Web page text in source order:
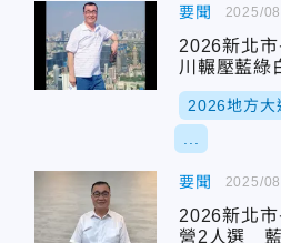
要聞
2026新北
川輾壓藍綠
2026地方大
2025/
要聞
2026新北
營2人選 藍
2025/